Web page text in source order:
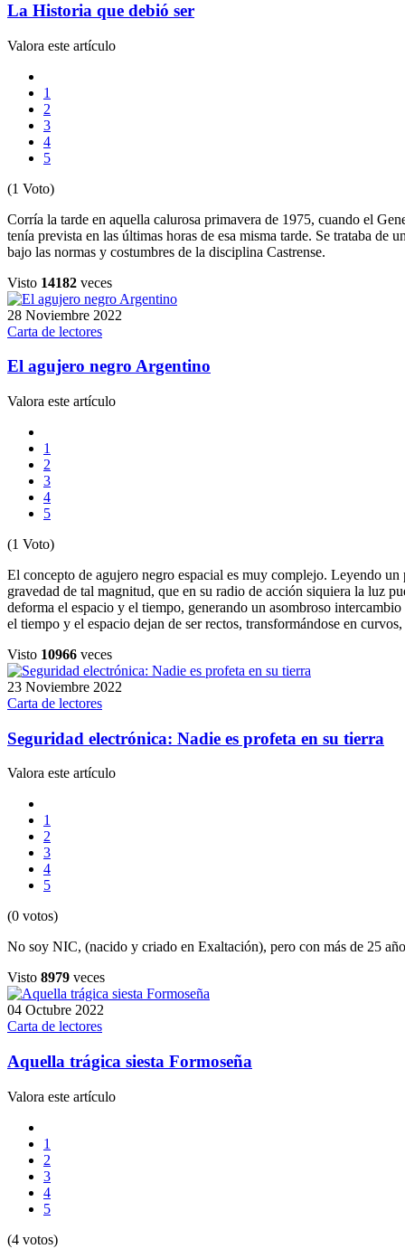
La Historia que debió ser
Valora este artículo
1
2
3
4
5
(1 Voto)
Corría la tarde en aquella calurosa primavera de 1975, cuando el
tenía prevista en las últimas horas de esa misma tarde. Se trataba
bajo las normas y costumbres de la disciplina Castrense.
Visto 14182 veces
28 Noviembre 2022
Carta de lectores
El agujero negro Argentino
Valora este artículo
1
2
3
4
5
(1 Voto)
El concepto de agujero negro espacial es muy complejo. Leyendo un
gravedad de tal magnitud, que en su radio de acción siquiera la luz
deforma el espacio y el tiempo, generando un asombroso
el tiempo y el espacio dejan de ser rectos, transformándose en
Visto 10966 veces
23 Noviembre 2022
Carta de lectores
Seguridad electrónica: Nadie es profeta en su tierra
Valora este artículo
1
2
3
4
5
(0 votos)
No soy NIC, (nacido y criado en Exaltación), pero con más de 25
Visto 8979 veces
04 Octubre 2022
Carta de lectores
Aquella trágica siesta Formoseña
Valora este artículo
1
2
3
4
5
(4 votos)